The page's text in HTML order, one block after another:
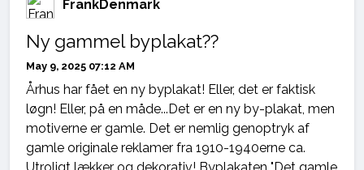
FrankDenmark
Ny gammel byplakat??
May 9, 2025 07:12 AM
Århus har fået en ny byplakat! Eller, det er faktisk
løgn! Eller, på en måde...Det er en ny by-plakat, men
motiverne er gamle. Det er nemlig genoptryk af
gamle originale reklamer fra 1910-1940erne ca.